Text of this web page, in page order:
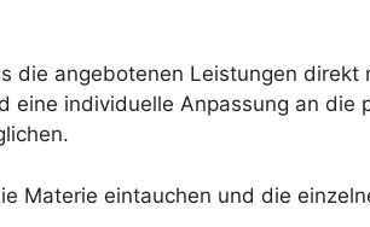
die angebotenen Leistungen direkt
eine individuelle Anpassung an die
Materie eintauchen und die